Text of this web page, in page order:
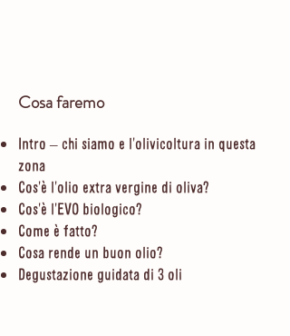
Cosa faremo
Intro – chi siamo e l'olivicoltura in questa
zona
Cos'è l'olio extra vergine di oliva?
Cos'è l'EVO biologico?
Come è fatto?
Cosa rende un buon olio?
Degustazione guidata di 3 oli